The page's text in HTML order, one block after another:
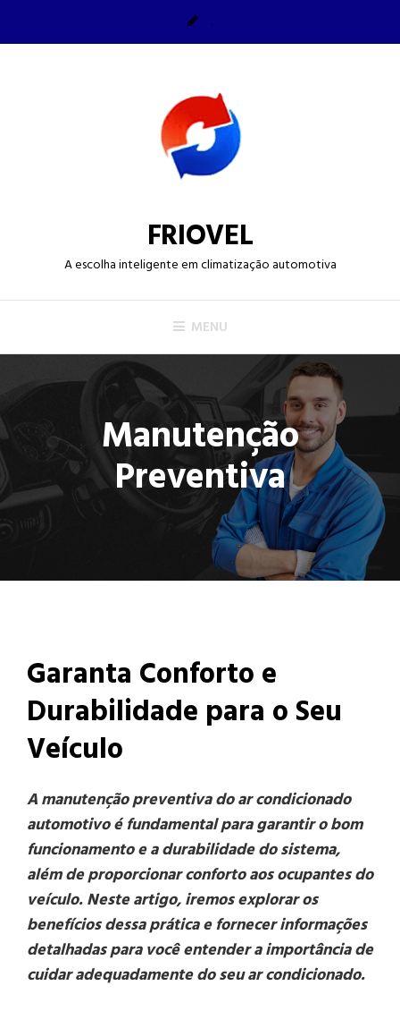
.
FRIOVEL
A escolha inteligente em climatização automotiva
MENU
Manutenção
Preventiva
Garanta Conforto e
Durabilidade para o Seu
Veículo
A manutenção preventiva do ar condicionado
automotivo é fundamental para garantir o bom
funcionamento e a durabilidade do sistema,
além de proporcionar conforto aos ocupantes do
veículo. Neste artigo, iremos explorar os
benefícios dessa prática e fornecer informações
detalhadas para você entender a importância de
cuidar adequadamente do seu ar condicionado.